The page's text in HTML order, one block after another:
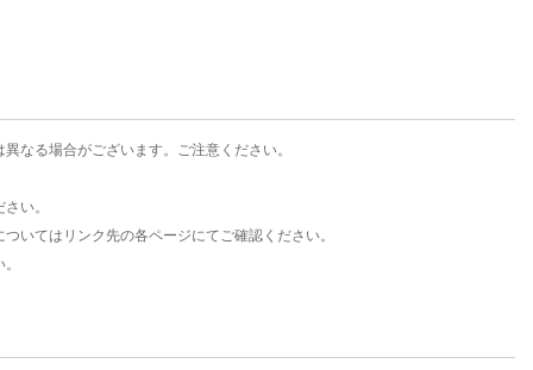
なる場合がございます。ご注意ください。
い。
いてはリンク先の各ページにてご確認ください。